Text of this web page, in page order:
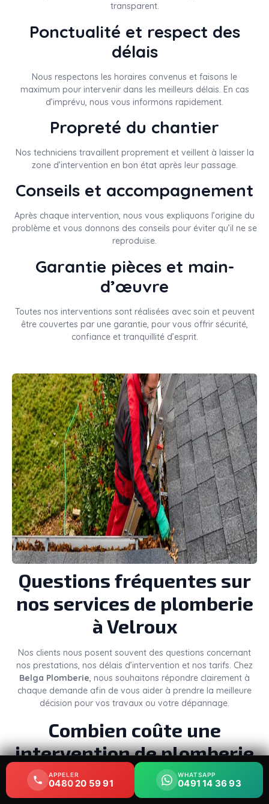
transparent.
Ponctualité et respect des
délais
Nous respectons les horaires convenus et faisons le
maximum pour intervenir dans les meilleurs délais. En cas
d’imprévu, nous vous informons rapidement.
Propreté du chantier
Nos techniciens travaillent proprement et veillent à laisser la
zone d’intervention en bon état après leur passage.
Conseils et accompagnement
Après chaque intervention, nous vous expliquons l’origine du
problème et vous donnons des conseils pour éviter qu’il ne se
reproduise.
Garantie pièces et main-
d’œuvre
Toutes nos interventions sont réalisées avec soin et peuvent
être couvertes par une garantie, pour vous offrir sécurité,
confiance et tranquillité d’esprit.
Questions fréquentes sur
nos services de plomberie
à Velroux
Nos clients nous posent souvent des questions concernant
nos prestations, nos délais d’intervention et nos tarifs. Chez
Belga Plomberie, nous souhaitons répondre clairement à
chaque demande afin de vous aider à prendre la meilleure
décision pour vos travaux ou votre dépannage.
Combien coûte une
intervention de plomberie
à Velroux ?
APPELER
0480 20 59 91
WHATSAPP
0491 14 36 93
APPELER
0480 20 59 91
WHATSAPP
0491 14 36 93